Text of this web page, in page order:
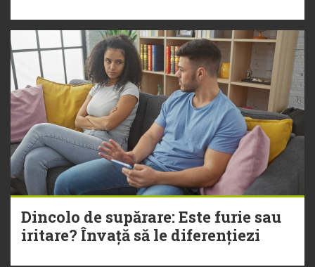
Dincolo de supărare: Este furie sau
iritare? Învață să le diferențiezi